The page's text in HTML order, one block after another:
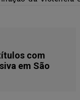
com
em São